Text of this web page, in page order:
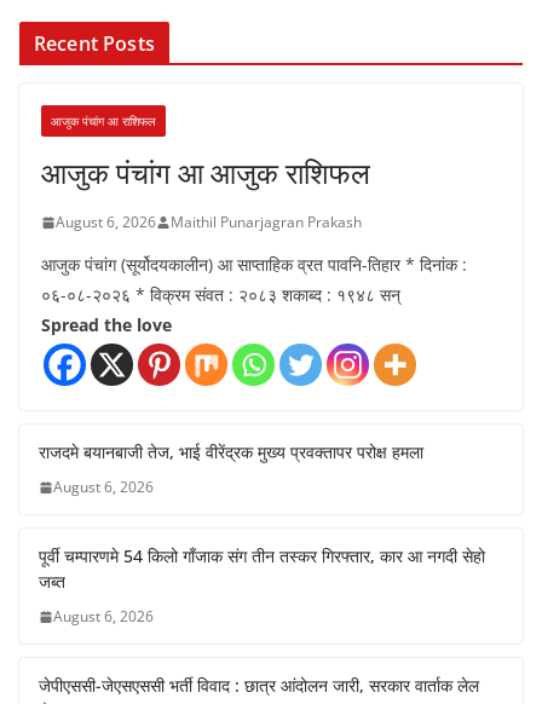
Recent Posts
आजुक पंचांग आ राशिफल
आजुक पंचांग आ आजुक राशिफल
August 6, 2026 Maithil Punarjagran Prakash
आजुक पंचांग (सूर्योदयकालीन) आ साप्ताहिक व्रत पावनि-तिहार * दिनांक :
०६-०८-२०२६ * विक्रम संवत : २०८३ शकाब्द : १९४८ सन्
Spread the love
राजदमे बयानबाजी तेज, भाई वीरेंद्रक मुख्य प्रवक्तापर परोक्ष हमला
August 6, 2026
पूर्वी चम्पारणमे 54 किलो गाँजाक संग तीन तस्कर गिरफ्तार, कार आ नगदी सेहो
जब्त
August 6, 2026
जेपीएससी-जेएसएससी भर्ती विवाद : छात्र आंदोलन जारी, सरकार वार्ताक लेल